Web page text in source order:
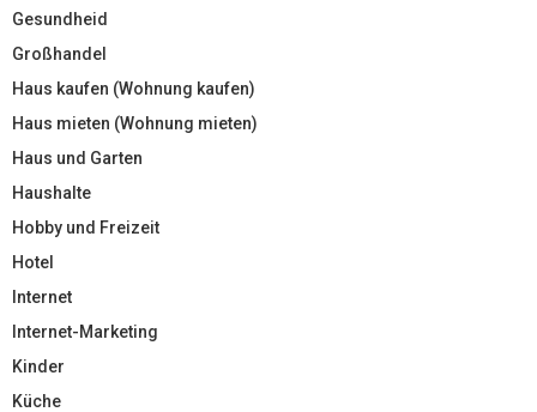
Gesundheid
Großhandel
Haus kaufen (Wohnung kaufen)
Haus mieten (Wohnung mieten)
Haus und Garten
Haushalte
Hobby und Freizeit
Hotel
Internet
Internet-Marketing
Kinder
Küche